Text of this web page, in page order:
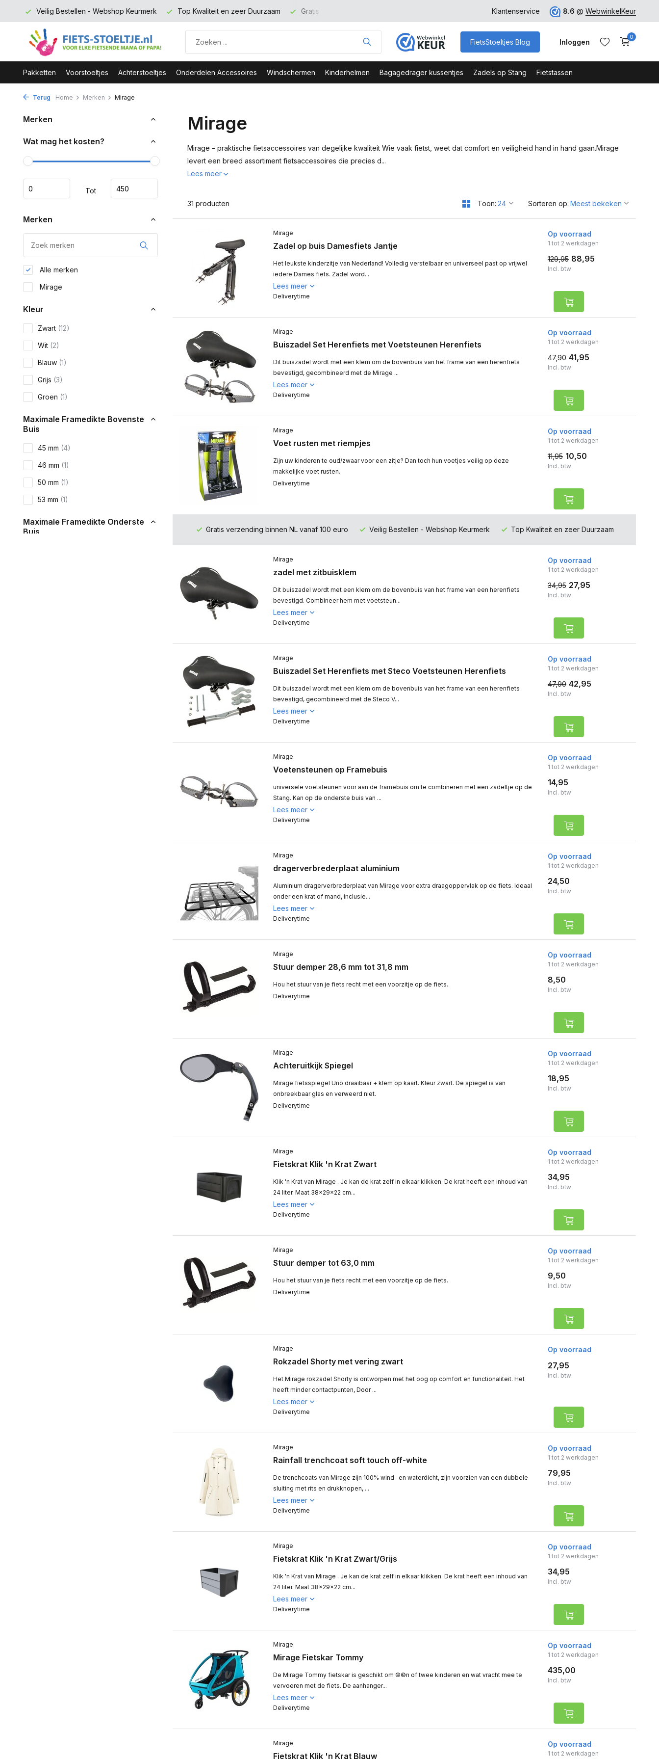
Veilig Bestellen - Webshop Keurmerk Top Kwaliteit en zeer Duurzaam Gratis verzending binnen NL vanaf 100 euro Veilig Bestellen - Webshop Keurmerk
Klantenservice 8.6 @ WebwinkelKeur
FietsStoeltjes Blog Inloggen
0
Pakketten Voorstoeltjes Achterstoeltjes Onderdelen Accessoires Windschermen Kinderhelmen Bagagedrager kussentjes Zadels op Stang Fietstassen
Terug Home Merken Mirage
Merken
Wat mag het kosten?
Tot
Merken
Alle merken
Mirage
Kleur
Zwart (12)
Wit (2)
Blauw (1)
Grijs (3)
Groen (1)
Maximale Framedikte Bovenste
Buis
45 mm (4)
46 mm (1)
50 mm (1)
53 mm (1)
Maximale Framedikte Onderste
Buis
Mirage
Mirage – praktische fietsaccessoires van degelijke kwaliteit Wie vaak fietst, weet dat comfort en veiligheid hand in hand gaan.Mirage
levert een breed assortiment fietsaccessoires die precies d...
Lees meer
31 producten Toon: Sorteren op:
Mirage
Zadel op buis Damesfiets Jantje
Het leukste kinderzitje van Nederland! Volledig verstelbaar en universeel past op vrijwel
iedere Dames fiets. Zadel word...
Lees meer
Deliverytime
Op voorraad
1 tot 2 werkdagen
129,95 88,95
Incl. btw
Mirage
Buiszadel Set Herenfiets met Voetsteunen Herenfiets
Dit buiszadel wordt met een klem om de bovenbuis van het frame van een herenfiets
bevestigd, gecombineerd met de Mirage ...
Lees meer
Deliverytime
Op voorraad
1 tot 2 werkdagen
47,90 41,95
Incl. btw
Mirage
Voet rusten met riempjes
Zijn uw kinderen te oud/zwaar voor een zitje? Dan toch hun voetjes veilig op deze
makkelijke voet rusten.
Deliverytime
Op voorraad
1 tot 2 werkdagen
11,95 10,50
Incl. btw
Gratis verzending binnen NL vanaf 100 euro Veilig Bestellen - Webshop Keurmerk Top Kwaliteit en zeer Duurzaam
Mirage
zadel met zitbuisklem
Dit buiszadel wordt met een klem om de bovenbuis van het frame van een herenfiets
bevestigd. Combineer hem met voetsteun...
Lees meer
Deliverytime
Op voorraad
1 tot 2 werkdagen
34,95 27,95
Incl. btw
Mirage
Buiszadel Set Herenfiets met Steco Voetsteunen Herenfiets
Dit buiszadel wordt met een klem om de bovenbuis van het frame van een herenfiets
bevestigd, gecombineerd met de Steco V...
Lees meer
Deliverytime
Op voorraad
1 tot 2 werkdagen
47,90 42,95
Incl. btw
Mirage
Voetensteunen op Framebuis
universele voetsteunen voor aan de framebuis om te combineren met een zadeltje op de
Stang. Kan op de onderste buis van ...
Lees meer
Deliverytime
Op voorraad
1 tot 2 werkdagen
14,95
Incl. btw
Mirage
dragerverbrederplaat aluminium
Aluminium dragerverbrederplaat van Mirage voor extra draagoppervlak op de fiets. Ideaal
onder een krat of mand, inclusie...
Lees meer
Deliverytime
Op voorraad
1 tot 2 werkdagen
24,50
Incl. btw
Mirage
Stuur demper 28,6 mm tot 31,8 mm
Hou het stuur van je fiets recht met een voorzitje op de fiets.
Deliverytime
Op voorraad
1 tot 2 werkdagen
8,50
Incl. btw
Mirage
Achteruitkijk Spiegel
Mirage fietsspiegel Uno draaibaar + klem op kaart. Kleur zwart. De spiegel is van
onbreekbaar glas en verweerd niet.
Deliverytime
Op voorraad
1 tot 2 werkdagen
18,95
Incl. btw
Mirage
Fietskrat Klik 'n Krat Zwart
Klik 'n Krat van Mirage . Je kan de krat zelf in elkaar klikken. De krat heeft een inhoud van
24 liter. Maat 38x29x22 cm...
Lees meer
Deliverytime
Op voorraad
1 tot 2 werkdagen
34,95
Incl. btw
Mirage
Stuur demper tot 63,0 mm
Hou het stuur van je fiets recht met een voorzitje op de fiets.
Deliverytime
Op voorraad
1 tot 2 werkdagen
9,50
Incl. btw
Mirage
Rokzadel Shorty met vering zwart
Het Mirage rokzadel Shorty is ontworpen met het oog op comfort en functionaliteit. Het
heeft minder contactpunten, Door ...
Lees meer
Deliverytime
Op voorraad
27,95
Incl. btw
Mirage
Rainfall trenchcoat soft touch off-white
De trenchcoats van Mirage zijn 100% wind- en waterdicht, zijn voorzien van een dubbele
sluiting met rits en drukknopen, ...
Lees meer
Deliverytime
Op voorraad
1 tot 2 werkdagen
79,95
Incl. btw
Mirage
Fietskrat Klik 'n Krat Zwart/Grijs
Klik 'n Krat van Mirage . Je kan de krat zelf in elkaar klikken. De krat heeft een inhoud van
24 liter. Maat 38x29x22 cm...
Lees meer
Deliverytime
Op voorraad
1 tot 2 werkdagen
34,95
Incl. btw
Mirage
Mirage Fietskar Tommy
De Mirage Tommy fietskar is geschikt om ©©n of twee kinderen en wat vracht mee te
vervoeren met de fiets. De aanhanger...
Lees meer
Deliverytime
Op voorraad
1 tot 2 werkdagen
435,00
Incl. btw
Mirage
Fietskrat Klik 'n Krat Blauw
Op voorraad
1 tot 2 werkdagen